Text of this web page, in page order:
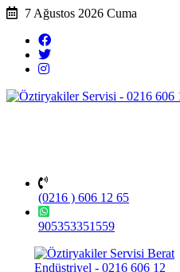
7 Ağustos 2026 Cuma
(0216 ) 606 12 65
905353351559